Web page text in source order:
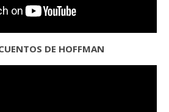
DE HOFFMAN